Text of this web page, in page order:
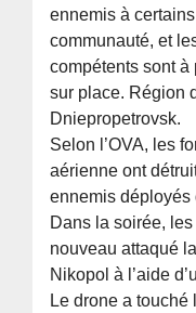
ennemis à
communauté, et
compétents sont
sur place. Région
Dniepropetrovsk.
Selon l’OVA, les
aérienne ont
ennemis déployés
Dans la soirée,
nouveau attaqué
Nikopol à l’aide
Le drone a touché